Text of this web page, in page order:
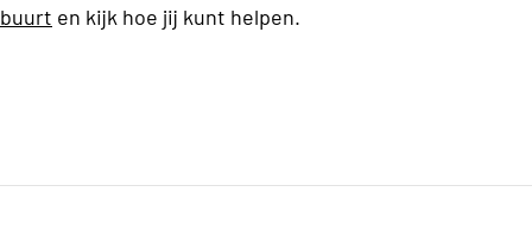
buurt en kijk hoe jij kunt helpen.